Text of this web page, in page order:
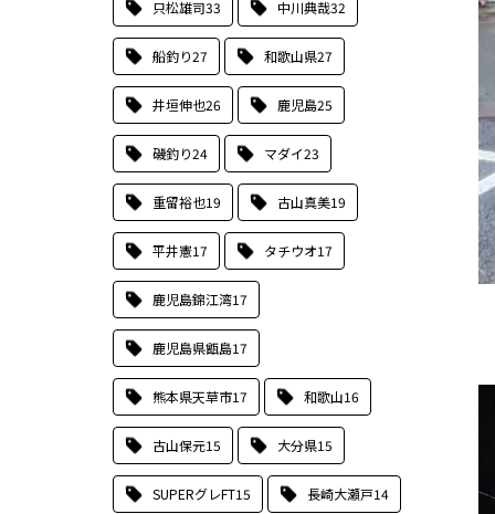
只松雄司33 中川典哉32
船釣り27 和歌山県27
井垣伸也26 鹿児島25
磯釣り24 マダイ23
重留裕也19 古山真美19
平井憲17 タチウオ17
鹿児島錦江湾17
鹿児島県甑島17
熊本県天草市17 和歌山16
古山保元15 大分県15
SUPERグレFT15 長崎大瀬戸14